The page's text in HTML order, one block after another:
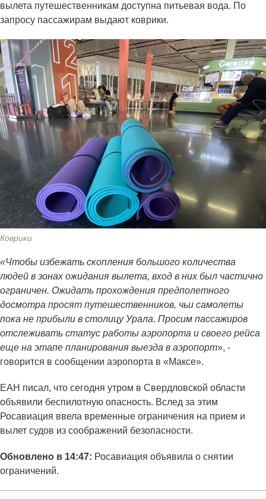
вылета путешественникам доступна питьевая вода. По
запросу пассажирам выдают коврики.
Коврики
«Чтобы избежать скопления большого количества
людей в зонах ожидания вылета, вход в них был частично
ограничен. Ожидать прохождения предполетного
досмотра просят путешественников, чьи самолеты
пока не прибыли в столицу Урала. Просим пассажиров
отслеживать статус работы аэропорта и своего рейса
еще на этапе планирования выезда в аэропорт», -
говорится в сообщении аэропорта в «Максе».
ЕАН писал, что сегодня утром в Свердловской области
объявили беспилотную опасность. Вслед за этим
Росавиация ввела временные ограничения на прием и
вылет судов из соображений безопасности.
Обновлено в 14:47: Росавиация объявила о снятии
ограничений.